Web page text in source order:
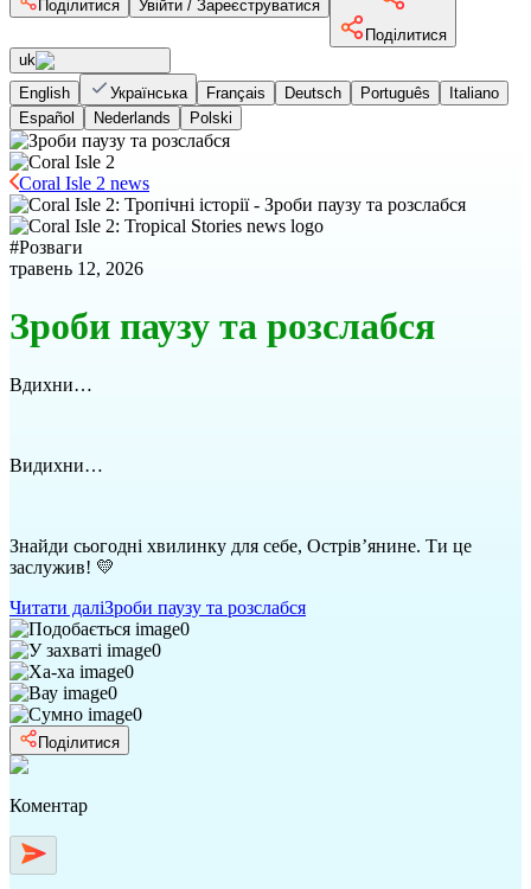
Поділитися
Увійти / Зареєструватися
Поділитися
uk
English
Українська Français Deutsch Português
Italiano
Español
Nederlands Polski
Coral Isle 2 news
#Розваги
травень 12, 2026
Зроби паузу та розслабся
Вдихни…
Видихни…
Знайди сьогодні хвилинку для себе, Острів’янине. Ти це
заслужив! 💛
Читати даліЗроби паузу та розслабся
0
0
0
0
0
Поділитися
Коментар